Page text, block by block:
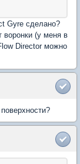
Gyre сделано?
воронки (у меня в
Director можно